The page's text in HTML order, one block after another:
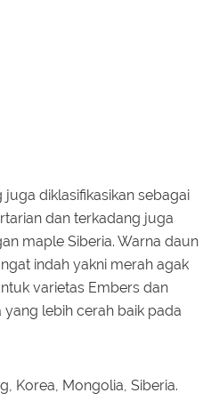
diklasifikasikan sebagai
dan terkadang juga
maple Siberia. Warna daun
indah yakni merah agak
varietas Embers dan
lebih cerah baik pada
Korea, Mongolia, Siberia.